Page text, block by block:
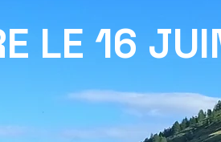
LE 16